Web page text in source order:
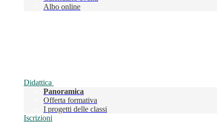
Albo online
Didattica
Panoramica
Offerta formativa
I progetti delle classi
Iscrizioni